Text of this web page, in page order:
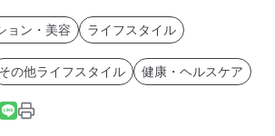
ョン・美容 ライフスタイル
その他ライフスタイル 健康・ヘルスケア